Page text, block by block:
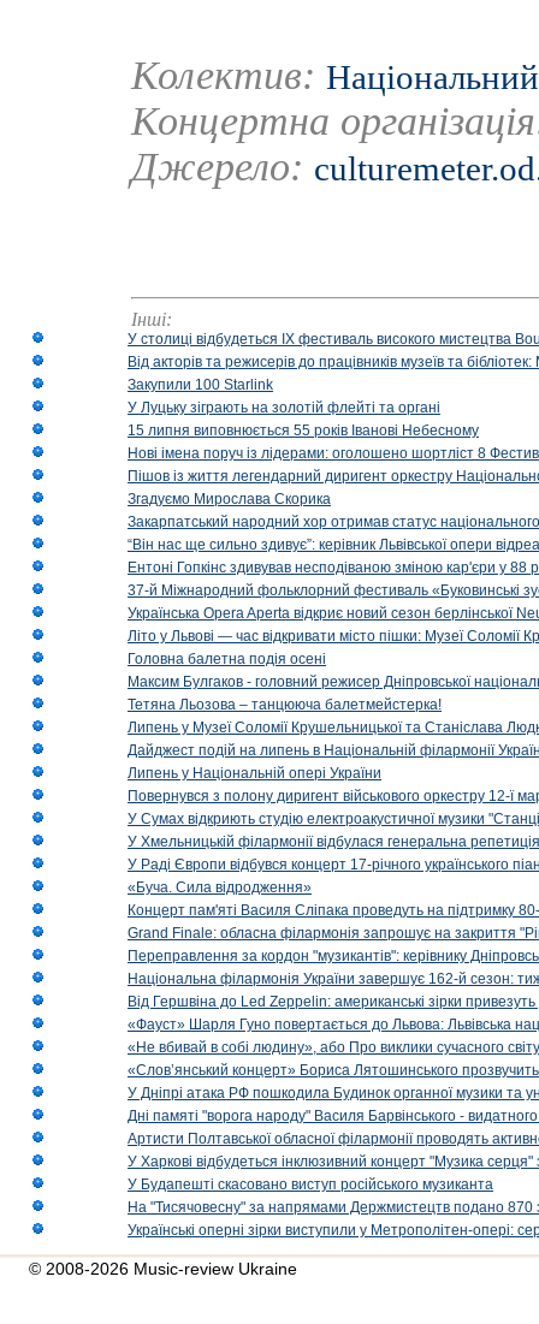
Колектив:
Концертна
Джерело:
Інші:
У столиці відбудеться IX фестиваль високого мистецтва
Від акторів та режисерів до працівників музеїв та
Закупили 100 Starlink
У Луцьку зіграють на золотій флейті та органі
15 липня виповнюється 55 років Іванові Небесному
Нові імена поруч із лідерами: оголошено шортліст 8
Пішов із життя легендарний диригент оркестру
Згадуємо Мирослава Скорика
Закарпатський народний хор отримав статус національного
“Він нас ще сильно здивує”: керівник Львівської опери
Ентоні Гопкінс здивував несподіваною зміною кар'єри у 88
37-й Міжнародний фольклорний фестиваль «Буковинські
Українська Opera Aperta відкриє новий сезон берлінської
Літо у Львові — час відкривати місто пішки: Музеї Соломії
Головна балетна подія осені
Максим Булгаков - головний режисер Дніпровської
Тетяна Льозова – танцююча балетмейстерка!
Липень у Музеї Соломії Крушельницької та Станіслава
Дайджест подій на липень в Національній філармонії
Липень у Національній опері України
Повернувся з полону диригент військового оркестру 12-ї
У Сумах відкриють студію електроакустичної музики
У Хмельницькій філармонії відбулася генеральна
У Раді Європи відбувся концерт 17-річного українського
«Буча. Сила відродження»
Концерт пам'яті Василя Сліпака проведуть на підтримку
Grand Finale: обласна філармонія запрошує на закриття
Переправлення за кордон "музикантів": керівнику
Національна філармонія України завершує 162-й сезон:
Від Гершвіна до Led Zeppelin: американські зірки
«Фауст» Шарля Гуно повертається до Львова: Львівська
«Не вбивай в собі людину», або Про виклики сучасного світу
«Слов’янський концерт» Бориса Лятошинського
У Дніпрі атака РФ пошкодила Будинок органної музики та
Дні памяті "ворога народу" Василя Барвінського -
Артисти Полтавської обласної філармонії проводять
У Харкові відбудеться інклюзивний концерт "Музика
У Будапешті скасовано виступ російського музиканта
На "Тисячовесну" за напрямами Держмистецтв подано 870
Українські оперні зірки виступили у Метрополітен-опері:
© 2008-2026 Music-review Ukraine